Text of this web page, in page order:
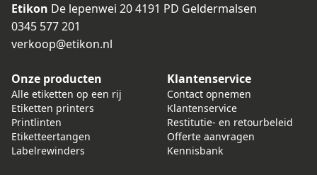
Etikon De lepenwei 204191 PD Geldermalsen
0345 577 201
verkoop@etikon.nl
Onze producten
Alle etiketten op een rij
Etiketten printers
Printlinten
Etiketteertangen
Labelrewinders
Klantenservice
Contact opnemen
Klantenservice
Restitutie- en retourbeleid
Offerte aanvragen
Kennisbank